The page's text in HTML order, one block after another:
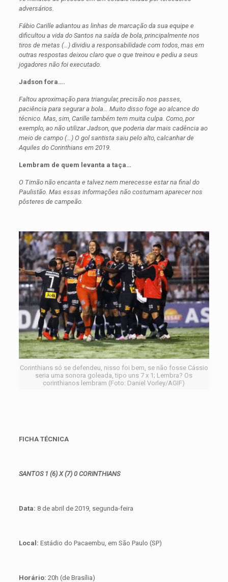
adversários.
Fábio Carille adiantou as linhas de marcação da sua equipe e
dificultou a vida do Santos na saída de bola, principalmente nos
tiros de metas (…) dividiu a responsabilidade com todos, mas em
outras respostas deixou claro que o que treinou e pediu a seus
jogadores não foi executado.
Jadson fora….
Faltou aproximação para triangular, precisão nos passes,
paciência para segurar a bola… Muito disso foge ao alcance do
técnico. Mas, sim, Carille também tem muita culpa. Como, por
exemplo, ao não utilizar Jadson, que poderia dar mais cadência ao
meio de campo (…) O gol santista saiu pelo alto, calcanhar de
Aquiles do Corinthians em 2019.
Lembram de quem levanta a taça…
O Timão não encanta e talvez nem merecesse estar na final do
Paulistão. Mas essas informações não costumam aparecer nos
pôsteres de campeão.
Corinthians só se defendeu, nisso foi bem, se não fosse Cássio
seria uma sonora goleada, tipo uns 7 x 1; Lembra? Os
corinthianos lembram (Foto: Daniel Vorley/AGIF)
FICHA TÉCNICA
SANTOS 1 (6) X (7) 0 CORINTHIANS
Data: 8 de abril de 2019, segunda-feira
Local: Estádio do Pacaembu, em São Paulo (SP)
Horário: 20h (de Brasília)